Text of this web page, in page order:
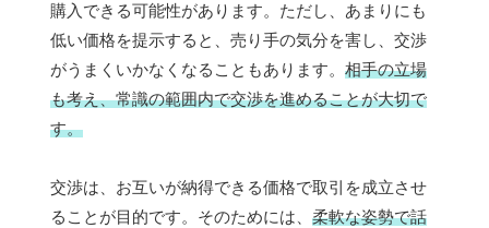
購入できる可能性があります。ただし、あまりにも
低い価格を提示すると、売り手の気分を害し、交渉
がうまくいかなくなることもあります。 相手の立場
も考え、常識の範囲内で交渉を進めることが大切で
す。
交渉は、お互いが納得できる価格で取引を成立させ
ることが目的です。そのためには、 柔軟な姿勢で話